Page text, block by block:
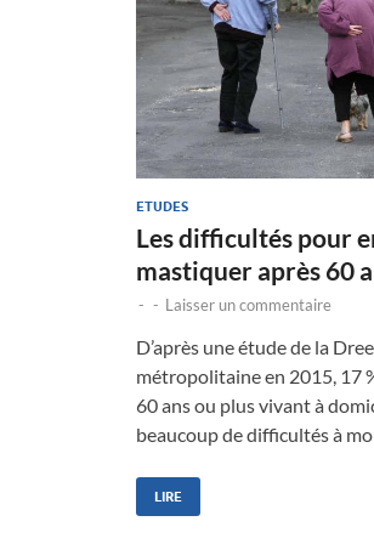
ETUDES
Les difficultés pour
mastiquer après 60
- - Laisser un commentaire
D’après une étude de la
métropolitaine en 2015, 17
60 ans ou plus vivant à
beaucoup de difficultés à
LIRE